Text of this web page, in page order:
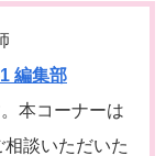
編集部
本コーナーは
談いただいた